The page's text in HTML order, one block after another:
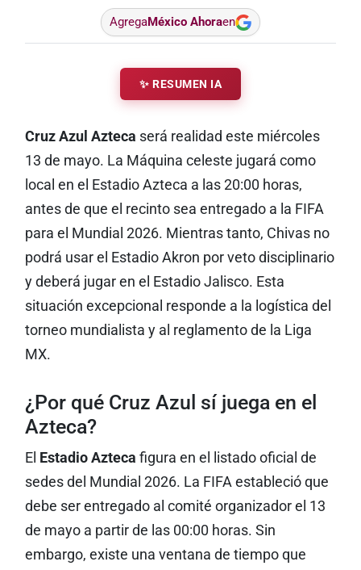
AgregaMéxico Ahoraen
✨ RESUMEN IA
Cruz Azul Azteca será realidad este miércoles
13 de mayo. La Máquina celeste jugará como
local en el Estadio Azteca a las 20:00 horas,
antes de que el recinto sea entregado a la FIFA
para el Mundial 2026. Mientras tanto, Chivas no
podrá usar el Estadio Akron por veto disciplinario
y deberá jugar en el Estadio Jalisco. Esta
situación excepcional responde a la logística del
torneo mundialista y al reglamento de la Liga
MX.
¿Por qué Cruz Azul sí juega en el
Azteca?
El Estadio Azteca figura en el listado oficial de
sedes del Mundial 2026. La FIFA estableció que
debe ser entregado al comité organizador el 13
de mayo a partir de las 00:00 horas. Sin
embargo, existe una ventana de tiempo que